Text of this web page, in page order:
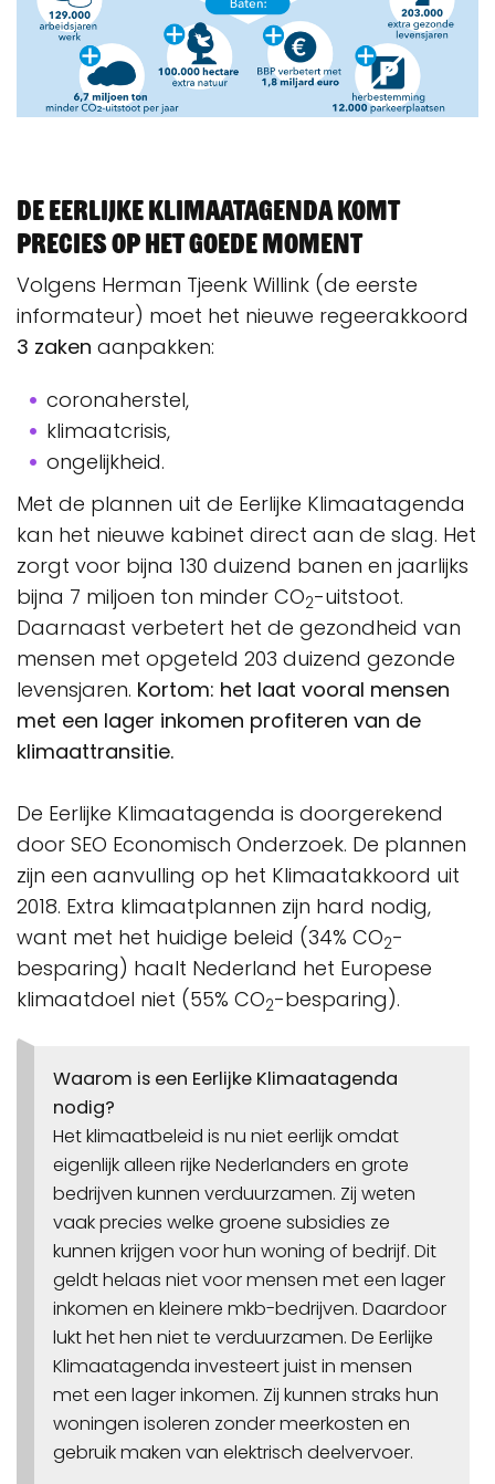
De Eerlijke Klimaatagenda komt
precies op het goede moment
Volgens Herman Tjeenk Willink (de eerste
informateur) moet het nieuwe regeerakkoord
3 zaken aanpakken:
coronaherstel,
klimaatcrisis,
ongelijkheid.
Met de plannen uit de Eerlijke Klimaatagenda
kan het nieuwe kabinet direct aan de slag. Het
zorgt voor bijna 130 duizend banen en jaarlijks
bijna 7 miljoen ton minder CO2-uitstoot.
Daarnaast verbetert het de gezondheid van
mensen met opgeteld 203 duizend gezonde
levensjaren. Kortom: het laat vooral mensen
met een lager inkomen profiteren van de
klimaattransitie.
De Eerlijke Klimaatagenda is doorgerekend
door SEO Economisch Onderzoek. De plannen
zijn een aanvulling op het Klimaatakkoord uit
2018. Extra klimaatplannen zijn hard nodig,
want met het huidige beleid (34% CO2-
besparing) haalt Nederland het Europese
klimaatdoel niet (55% CO2-besparing).
Waarom is een Eerlijke Klimaatagenda
nodig?
Het klimaatbeleid is nu niet eerlijk omdat
eigenlijk alleen rijke Nederlanders en grote
bedrijven kunnen verduurzamen. Zij weten
vaak precies welke groene subsidies ze
kunnen krijgen voor hun woning of bedrijf. Dit
geldt helaas niet voor mensen met een lager
inkomen en kleinere mkb-bedrijven. Daardoor
lukt het hen niet te verduurzamen. De Eerlijke
Klimaatagenda investeert juist in mensen
met een lager inkomen. Zij kunnen straks hun
woningen isoleren zonder meerkosten en
gebruik maken van elektrisch deelvervoer.